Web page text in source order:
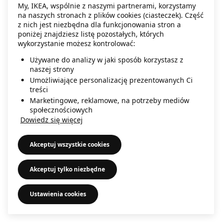
information).
My, IKEA, wspólnie z naszymi partnerami, korzystamy
na naszych stronach z plików cookies (ciasteczek). Część
z nich jest niezbędna dla funkcjonowania stron a
poniżej znajdziesz listę pozostałych, których
wykorzystanie możesz kontrolować:
Używane do analizy w jaki sposób korzystasz z
naszej strony
Umożliwiające personalizację prezentowanych Ci
treści
Marketingowe, reklamowe, na potrzeby mediów
społecznościowych
Dowiedz się więcej
Akceptuj wszystkie cookies
Akceptuj tylko niezbędne
Ustawienia cookies